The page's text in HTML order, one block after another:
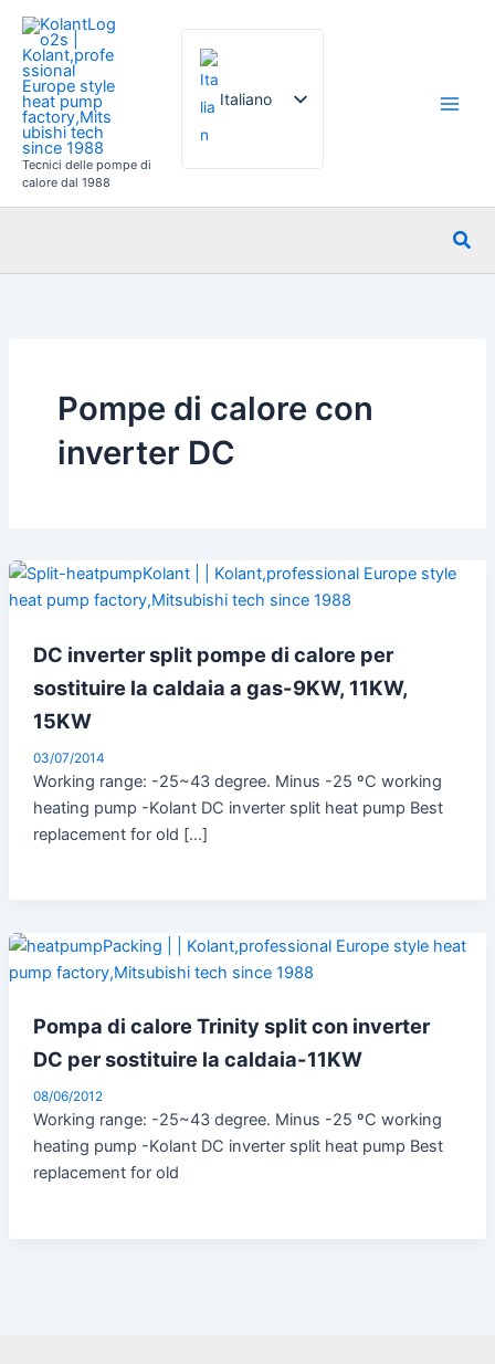
contenuto
Tecnici delle pompe di
calore dal 1988
Italiano
English
French
Portuguese
Norwegian
Pompe di calore con
inverter DC
DC inverter split pompe di calore per
sostituire la caldaia a gas-9KW, 11KW,
15KW
03/07/2014
Working range: -25~43 degree. Minus -25 ºC working
heating pump -Kolant DC inverter split heat pump Best
replacement for old […]
Pompa di calore Trinity split con inverter
DC per sostituire la caldaia-11KW
08/06/2012
Working range: -25~43 degree. Minus -25 ºC working
heating pump -Kolant DC inverter split heat pump Best
replacement for old